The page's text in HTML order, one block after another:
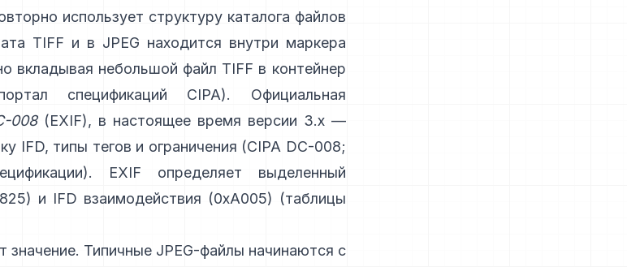
использует структуру каталога файлов
TIFF и в JPEG находится внутри маркера
вкладывая небольшой файл TIFF в контейнер
спецификаций CIPA). Официальная
008(EXIF), в настоящее время версии 3.x —
IFD, типы тегов и ограничения (CIPA DC-008;
). EXIF определяет выделенный
и IFD взаимодействия (0xA005) (таблицы
значение. Типичные JPEG-файлы начинаются с